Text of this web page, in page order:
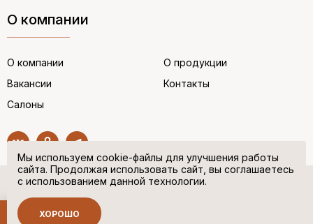
О компании
О компании
Вакансии
Салоны
О продукции
Контакты
© “НЕМЕЦКАЯ ОБУВЬ” 2017. Все права защищены.
Политика в отношении персональных данных
Мы используем cookie-файлы для улучшения работы
сайта. Продолжая использовать сайт, вы соглашаетесь
с использованием данной технологии.
ХОРОШО